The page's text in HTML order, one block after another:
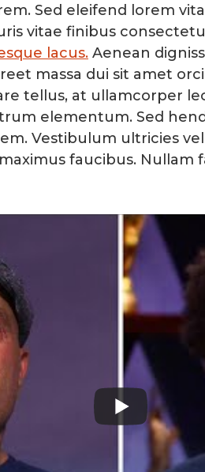
Sed eleifend lorem
vitae finibus
lacus. Aenean
massa dui sit amet
tellus, at ullamcorper
elementum. Sed
Vestibulum ultricies
faucibus. Nullam